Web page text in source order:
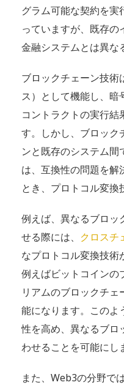
グラム可能な契約を実
っていますが、既存
金融システムとは異な
ブロックチェーン技術
ス）として機能し、暗
コントラクトの実行結
す。しかし、ブロック
ンと既存のシステム
は、互換性の問題を解
とき、プロトコル変換
例えば、異なるブロッ
せる際には、 クロスチ
なプロトコル変換技術
例えばビットコインの
リアムのブロックチ
能になります。このよ
性を高め、異なるブロ
わせることを可能にし
また、Web3の分野で